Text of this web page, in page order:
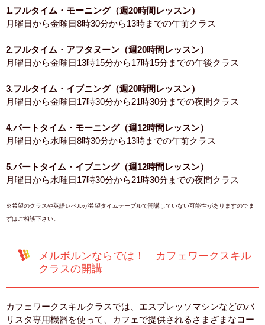
1.フルタイム・モーニング（週20時間レッスン）
月曜日から金曜日8時30分から13時までの午前クラス
2.フルタイム・アフタヌーン（週20時間レッスン）
月曜日から金曜日13時15分から17時15分までの午後クラス
3.フルタイム・イブニング（週20時間レッスン）
月曜日から金曜日17時30分から21時30分までの夜間クラス
4.パートタイム・モーニング（週12時間レッスン）
月曜日から水曜日8時30分から13時までの午前クラス
5.パートタイム・イブニング（週12時間レッスン）
月曜日から水曜日17時30分から21時30分までの夜間クラス
※希望のクラスや英語レベルが希望タイムテーブルで開講していない可能性がありますのでま
ずはご相談下さい。
メルボルンならでは！ カフェワークスキル
クラスの開講
カフェワークスキルクラスでは、エスプレッソマシンなどのバ
リスタ専用機器を使って、カフェで提供されるさまざまなコー